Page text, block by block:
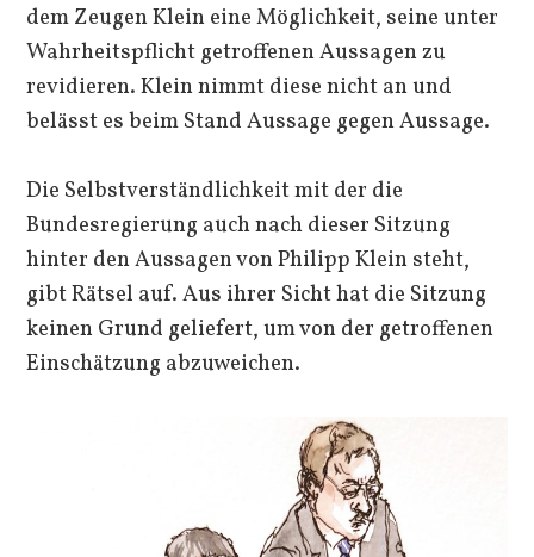
dem Zeugen Klein eine Möglichkeit, seine unter
Wahrheitspflicht getroffenen Aussagen zu
revidieren. Klein nimmt diese nicht an und
belässt es beim Stand Aussage gegen Aussage.
Die Selbstverständlichkeit mit der die
Bundesregierung auch nach dieser Sitzung
hinter den Aussagen von Philipp Klein steht,
gibt Rätsel auf. Aus ihrer Sicht hat die Sitzung
keinen Grund geliefert, um von der getroffenen
Einschätzung abzuweichen.